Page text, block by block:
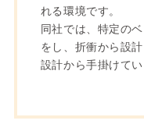
れる環境です。
同社では、特定の
をし、折衝から設
設計から手掛けてい